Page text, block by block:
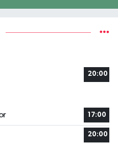
20:00
17:00
20:00